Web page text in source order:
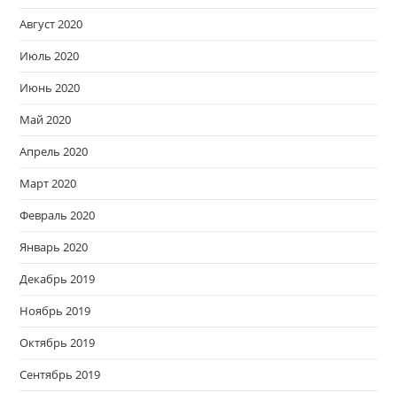
Август 2020
Июль 2020
Июнь 2020
Май 2020
Апрель 2020
Март 2020
Февраль 2020
Январь 2020
Декабрь 2019
Ноябрь 2019
Октябрь 2019
Сентябрь 2019